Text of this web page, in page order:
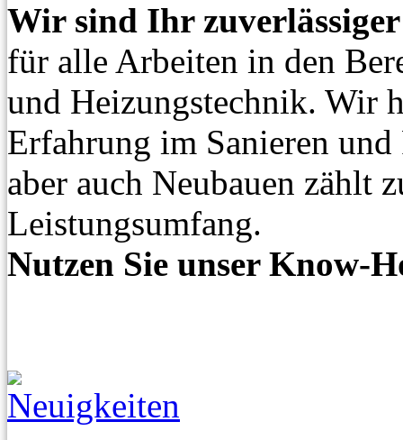
Wir sind Ihr
für alle Arbeiten in den
und Heizungstechnik. Wir
Erfahrung im Sanieren und
aber auch Neubauen zählt
Leistungsumfang.
Nutzen Sie unser Know-